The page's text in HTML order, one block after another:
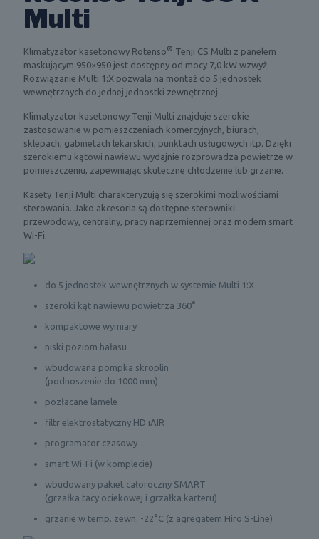
Multi
Klimatyzator kasetonowy Rotenso® Tenji CS Multi z panelem
maskującym 950×950 jest dostępny od mocy 7,0 kW wzwyż.
Rozwiązanie Multi 1:X pozwala na montaż do 5 jednostek
wewnętrznych do jednej jednostki zewnętrznej.
Klimatyzator kasetonowy Tenji Multi znajduje szerokie
zastosowanie w pomieszczeniach komercyjnych, biurach,
sklepach, gabinetach lekarskich, punktach usługowych itp. Dzięki
szerokiemu kątowi nawiewu wydajnie rozprowadza powietrze w
pomieszczeniu, zapewniając skuteczne chłodzenie lub grzanie.
Kasety Tenji Multi charakteryzują się szerokimi możliwościami
sterowania. Jako akcesoria są dostępne sterowniki:
przewodowy, centralny, pracy naprzemiennej oraz modem smart
Wi-Fi.
do 5 jednostek wewnętrznych w systemie Multi 1:X
szeroki kąt nawiewu powietrza 360°
kompaktowe wymiary
niski poziom hałasu
wbudowana pompka skroplin
(podnoszenie do 1000 mm)
pozłacane lamele
filtr elektrostatyczny HD iAIR
programator czasowy
smart Wi-Fi (w komplecie)
wbudowany pakiet całoroczny SMART
(grzałka tacy ociekowej i grzałka karteru)
grzanie w temp. zewn. -22°C (z agregatem Hiro S-Line)